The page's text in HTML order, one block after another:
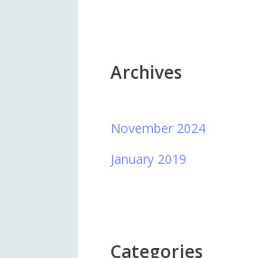
Archives
November 2024
January 2019
Categories